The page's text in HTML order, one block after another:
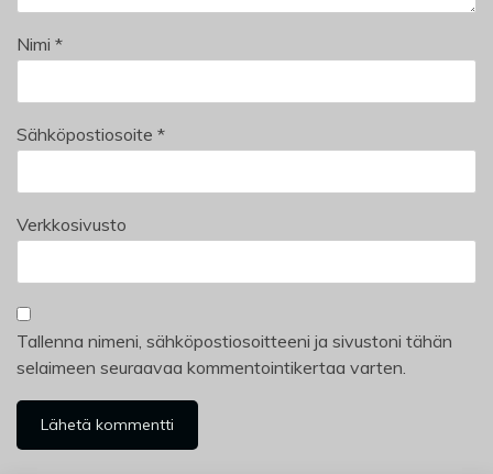
Nimi *
Sähköpostiosoite *
Verkkosivusto
Tallenna nimeni, sähköpostiosoitteeni ja sivustoni tähän
selaimeen seuraavaa kommentointikertaa varten.